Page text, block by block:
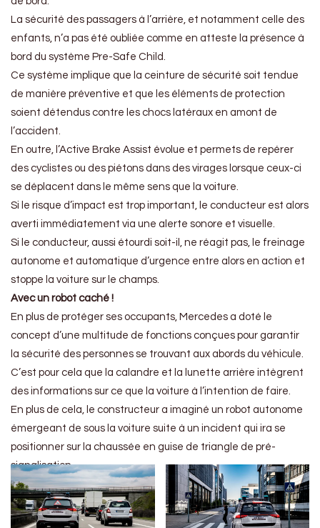
La sécurité des passagers à l’arrière, et notamment celle des
enfants, n’a pas été oubliée comme en atteste la présence à
bord du système Pre-Safe Child.
Ce système implique que la ceinture de sécurité soit tendue
de manière préventive et que les éléments de protection
soient détendus contre les chocs latéraux en amont de
l’accident.
En outre, l’Active Brake Assist évolue et permets de repérer
des cyclistes ou des piétons dans des virages lorsque ceux-ci
se déplacent dans le même sens que la voiture.
Si le risque d’impact est trop important, le conducteur est alors
averti immédiatement via une alerte sonore et visuelle.
Si le conducteur, aussi étourdi soit-il, ne réagit pas, le freinage
autonome et automatique d’urgence entre alors en action et
stoppe la voiture sur le champs.
Avec un robot caché !
En plus de protéger ses occupants, Mercedes a doté le
concept d’une multitude de fonctions conçues pour garantir
la sécurité des personnes se trouvant aux abords du véhicule.
C’est pour cela que la calandre et la lunette arrière intègrent
des informations sur ce que la voiture à l’intention de faire.
En plus de cela, le constructeur a imaginé un robot autonome
émergeant de sous la voiture suite à un incident qui ira se
positionner sur la chaussée en guise de triangle de pré-
signalisation.